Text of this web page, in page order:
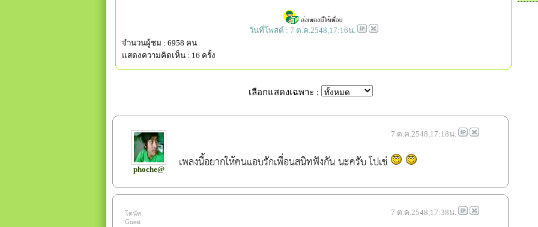
วันที่โพสต์ : 7 ต.ค.2548,17:16น.
จำนวนผู้ชม : 6958 คน
แสดงความคิดเห็น : 16 ครั้ง
เลือกแสดงเฉพาะ :
phoche@
7 ต.ค.2548,17:18น.
เพลงนี้อยากให้คนแอบรักเพื่อนสนิทฟังกัน นะครับ โปเช่
โดนัท
Guest
7 ต.ค.2548,17:38น.